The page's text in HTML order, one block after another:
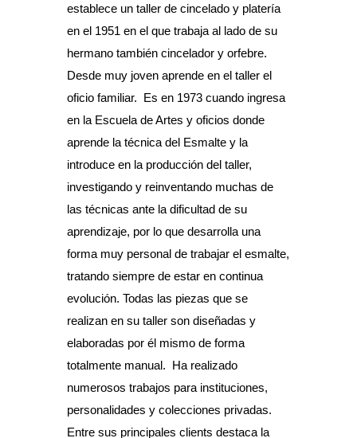
establece un taller de cincelado y platería
en el 1951 en el que trabaja al lado de su
hermano también cincelador y orfebre.
Desde muy joven aprende en el taller el
oficio familiar. Es en 1973 cuando ingresa
en la Escuela de Artes y oficios donde
aprende la técnica del Esmalte y la
introduce en la producción del taller,
investigando y reinventando muchas de
las técnicas ante la dificultad de su
aprendizaje, por lo que desarrolla una
forma muy personal de trabajar el esmalte,
tratando siempre de estar en continua
evolución. Todas las piezas que se
realizan en su taller son diseñadas y
elaboradas por él mismo de forma
totalmente manual. Ha realizado
numerosos trabajos para instituciones,
personalidades y colecciones privadas.
Entre sus principales clients destaca la